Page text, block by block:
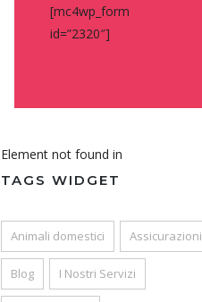
[mc4wp_form
id=”2320″]
Element not found in
TAGS WIDGET
Animali domestici Assicurazioni
Blog I Nostri Servizi